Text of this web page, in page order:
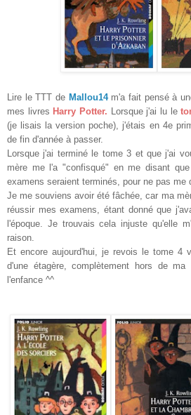
Lire le TTT de Mallou14m'a fait pensé à
mes livres Harry Potter. Lorsque j'ai lu le
(je lisais la version poche), j'étais en 4e
de fin d'année à passer.
Lorsque j'ai terminé le tome 3 et que j'ai
mère me l'a "confisqué" en me disant
examens seraient terminés, pour ne pas me
Je me souviens avoir été fâchée, car ma
réussir mes examens, étant donné que
l'époque. Je trouvais cela injuste qu'elle
raison.
Et encore aujourd'hui, je revois le tome 4
d'une étagère, complètement hors de
l'enfance ^^